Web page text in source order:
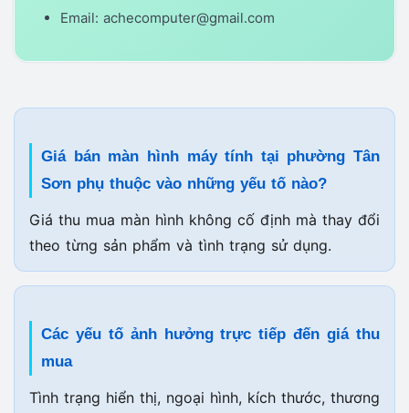
Email: achecomputer@gmail.com
Giá bán màn hình máy tính tại phường Tân
Sơn phụ thuộc vào những yếu tố nào?
Giá thu mua màn hình không cố định mà thay đổi
theo từng sản phẩm và tình trạng sử dụng.
Các yếu tố ảnh hưởng trực tiếp đến giá thu
mua
Tình trạng hiển thị, ngoại hình, kích thước, thương